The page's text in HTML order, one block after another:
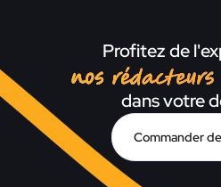
Profitez de
dans votre
Commander